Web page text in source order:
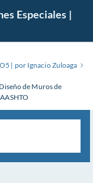
Especiales |
| por Ignacio Zuloaga
de Muros de